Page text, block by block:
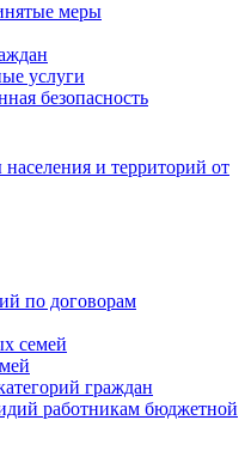
меры
услуги
безопасность
и территорий от
по договорам
семей
граждан
работникам бюджетной